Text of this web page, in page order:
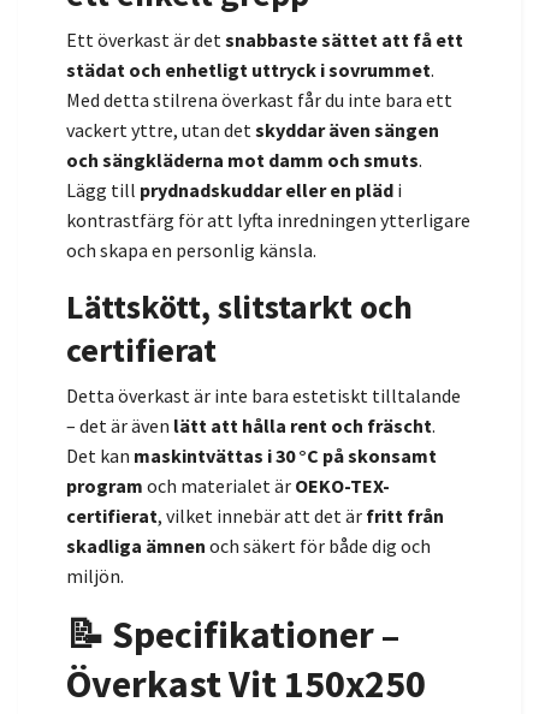
Ett överkast är det snabbaste sättet att få ett
städat och enhetligt uttryck i sovrummet.
Med detta stilrena överkast får du inte bara ett
vackert yttre, utan det skyddar även sängen
och sängkläderna mot damm och smuts.
Lägg till prydnadskuddar eller en pläd i
kontrastfärg för att lyfta inredningen ytterligare
och skapa en personlig känsla.
Lättskött, slitstarkt och
certifierat
Detta överkast är inte bara estetiskt tilltalande
– det är även lätt att hålla rent och fräscht.
Det kan maskintvättas i 30 °C på skonsamt
program och materialet är OEKO-TEX-
certifierat, vilket innebär att det är fritt från
skadliga ämnen och säkert för både dig och
miljön.
📝 Specifikationer –
Överkast Vit 150x250